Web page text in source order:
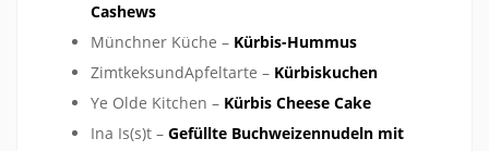
Cashews
Münchner Küche – Kürbis-Hummus
ZimtkeksundApfeltarte – Kürbiskuchen
Ye Olde Kitchen – Kürbis Cheese Cake
Ina Is(s)t – Gefüllte Buchweizennudeln mit